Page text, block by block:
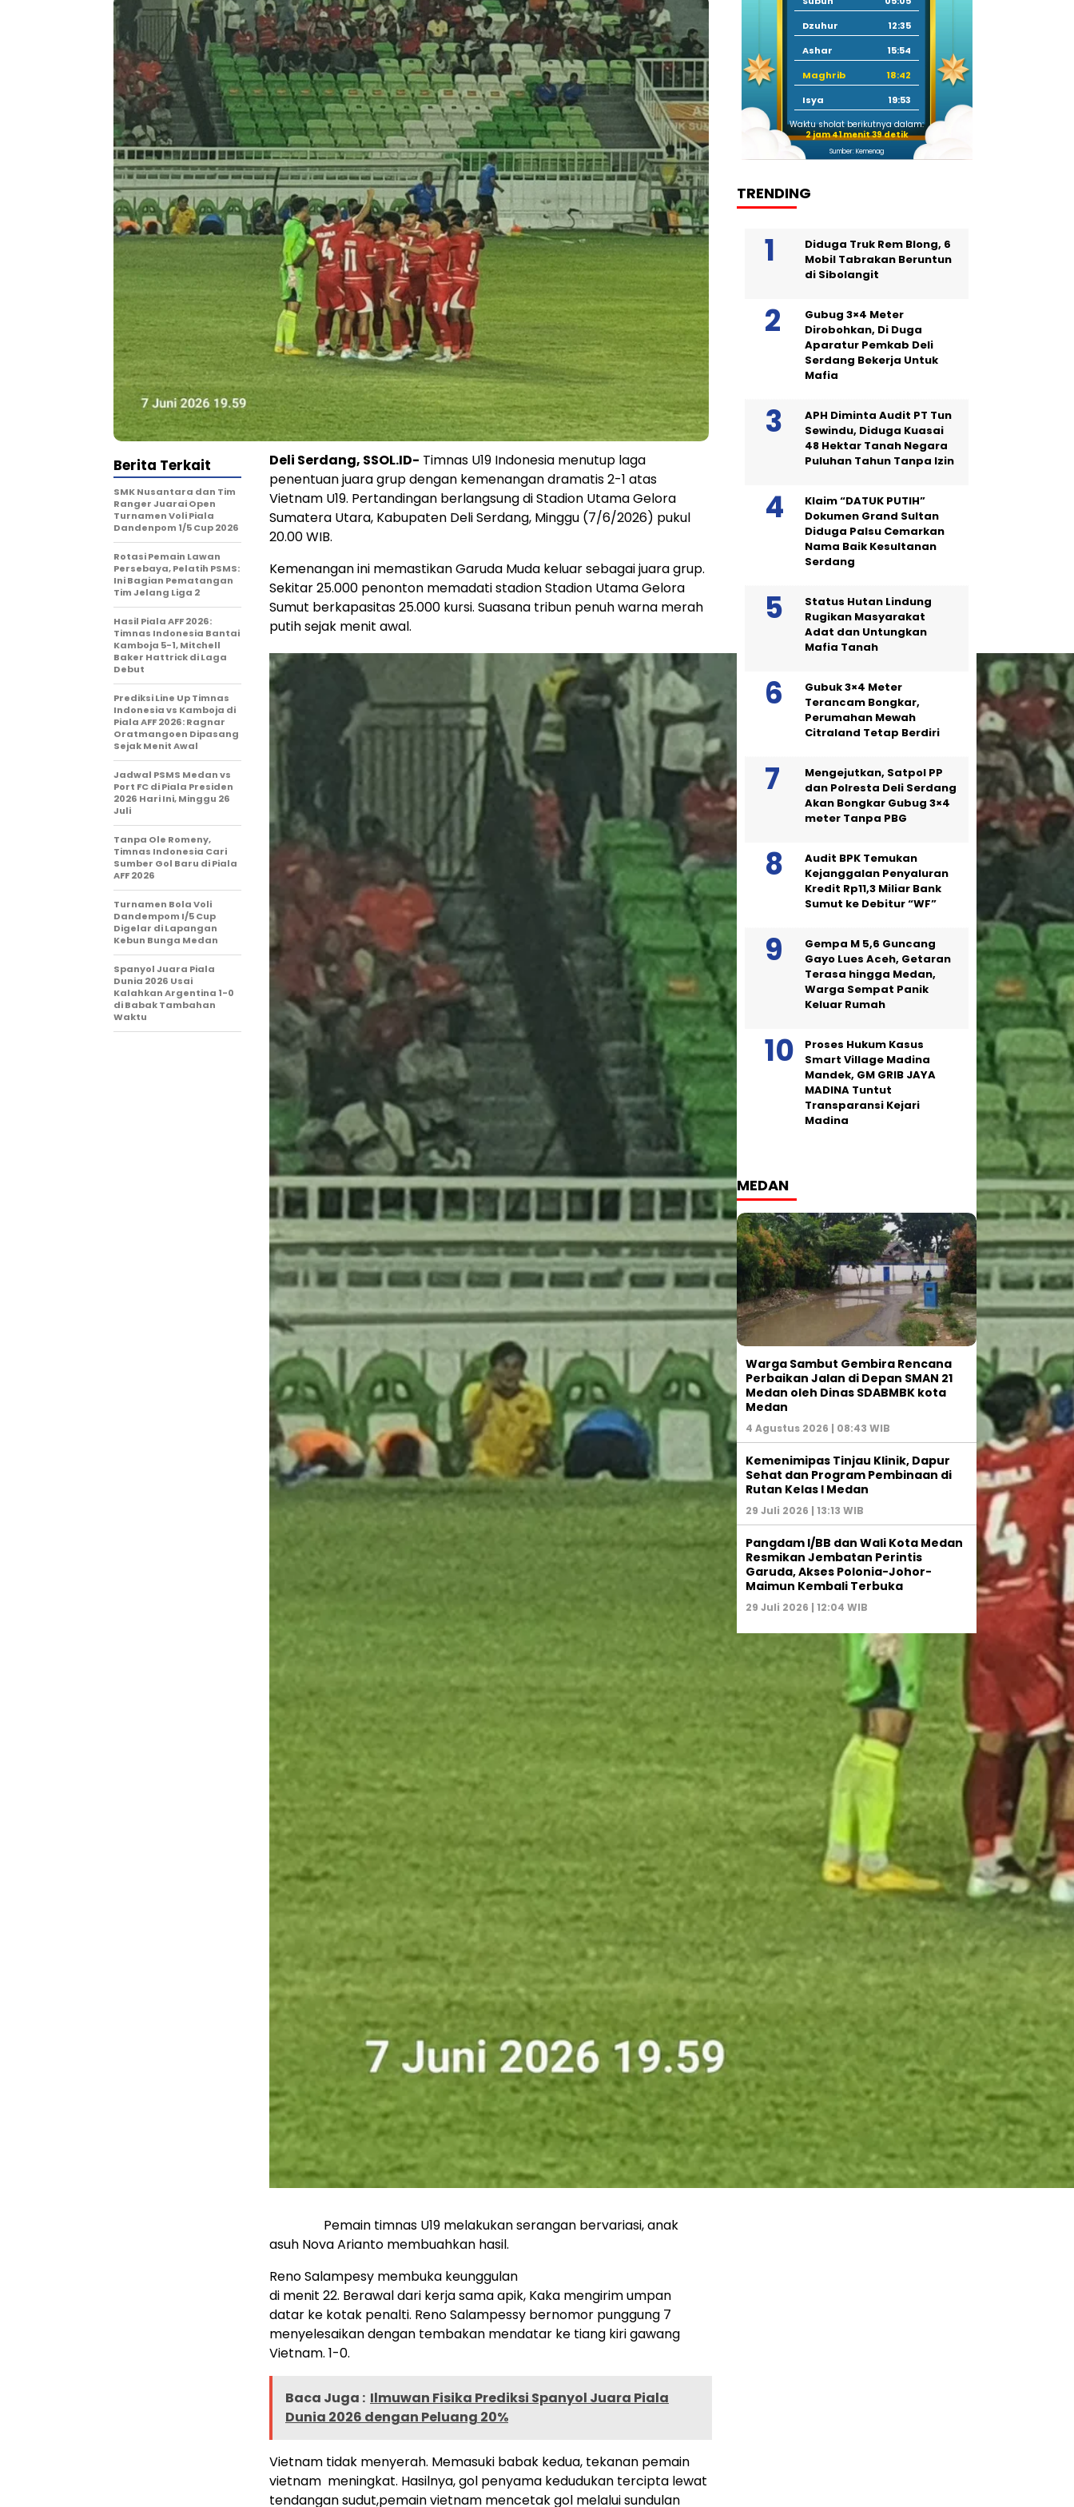
Deli Serdang, SSOL.ID- Timnas U19 Indonesia menutup laga
penentuan juara grup dengan kemenangan dramatis 2-1 atas
Vietnam U19. Pertandingan berlangsung di Stadion Utama Gelora
Sumatera Utara, Kabupaten Deli Serdang, Minggu (7/6/2026) pukul
20.00 WIB.
Kemenangan ini memastikan Garuda Muda keluar sebagai juara grup.
Sekitar 25.000 penonton memadati stadion Stadion Utama Gelora
Sumut berkapasitas 25.000 kursi. Suasana tribun penuh warna merah
putih sejak menit awal.
Pemain timnas U19 melakukan serangan bervariasi, anak
asuh Nova Arianto membuahkan hasil.
Reno Salampesy membuka keunggulan
di menit 22. Berawal dari kerja sama apik, Kaka mengirim umpan
datar ke kotak penalti. Reno Salampessy bernomor punggung 7
menyelesaikan dengan tembakan mendatar ke tiang kiri gawang
Vietnam. 1-0.
Baca Juga : Ilmuwan Fisika Prediksi Spanyol Juara Piala
Dunia 2026 dengan Peluang 20%
Vietnam tidak menyerah. Memasuki babak kedua, tekanan pemain
vietnam meningkat. Hasilnya, gol penyama kedudukan tercipta lewat
tendangan sudut,pemain vietnam mencetak gol melalui sundulan
Berita Terkait
SMK Nusantara dan Tim
Ranger Juarai Open
Turnamen Voli Piala
Dandenpom 1/5 Cup 2026
Rotasi Pemain Lawan
Persebaya, Pelatih PSMS:
Ini Bagian Pematangan
Tim Jelang Liga 2
Hasil Piala AFF 2026:
Timnas Indonesia Bantai
Kamboja 5-1, Mitchell
Baker Hattrick di Laga
Debut
Prediksi Line Up Timnas
Indonesia vs Kamboja di
Piala AFF 2026: Ragnar
Oratmangoen Dipasang
Sejak Menit Awal
Jadwal PSMS Medan vs
Port FC di Piala Presiden
2026 Hari Ini, Minggu 26
Juli
Tanpa Ole Romeny,
Timnas Indonesia Cari
Sumber Gol Baru di Piala
AFF 2026
Turnamen Bola Voli
Dandempom I/5 Cup
Digelar di Lapangan
Kebun Bunga Medan
Spanyol Juara Piala
Dunia 2026 Usai
Kalahkan Argentina 1-0
di Babak Tambahan
Waktu
Dzuhur
12:35
Ashar
15:54
Maghrib
18:42
Isya
19:53
Waktu sholat berikutnya dalam:
2 jam 41 menit 37 detik
Sumber: Kemenag
TRENDING
Diduga Truk Rem Blong, 6
Mobil Tabrakan Beruntun
di Sibolangit
Gubug 3×4 Meter
Dirobohkan, Di Duga
Aparatur Pemkab Deli
Serdang Bekerja Untuk
Mafia
APH Diminta Audit PT Tun
Sewindu, Diduga Kuasai
48 Hektar Tanah Negara
Puluhan Tahun Tanpa Izin
Klaim “DATUK PUTIH”
Dokumen Grand Sultan
Diduga Palsu Cemarkan
Nama Baik Kesultanan
Serdang
Status Hutan Lindung
Rugikan Masyarakat
Adat dan Untungkan
Mafia Tanah
Gubuk 3×4 Meter
Terancam Bongkar,
Perumahan Mewah
Citraland Tetap Berdiri
Mengejutkan, Satpol PP
dan Polresta Deli Serdang
Akan Bongkar Gubug 3×4
meter Tanpa PBG
Audit BPK Temukan
Kejanggalan Penyaluran
Kredit Rp11,3 Miliar Bank
Sumut ke Debitur “WF”
Gempa M 5,6 Guncang
Gayo Lues Aceh, Getaran
Terasa hingga Medan,
Warga Sempat Panik
Keluar Rumah
Proses Hukum Kasus
Smart Village Madina
Mandek, GM GRIB JAYA
MADINA Tuntut
Transparansi Kejari
Madina
MEDAN
Warga Sambut Gembira Rencana
Perbaikan Jalan di Depan SMAN 21
Medan oleh Dinas SDABMBK kota
Medan
4 Agustus 2026 | 08:43 WIB
Kemenimipas Tinjau Klinik, Dapur
Sehat dan Program Pembinaan di
Rutan Kelas I Medan
29 Juli 2026 | 13:13 WIB
Pangdam I/BB dan Wali Kota Medan
Resmikan Jembatan Perintis
Garuda, Akses Polonia-Johor-
Maimun Kembali Terbuka
29 Juli 2026 | 12:04 WIB